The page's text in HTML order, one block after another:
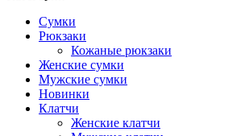
Сумки
Рюкзаки
Кожаные рюкзаки
Женские сумки
Мужские сумки
Новинки
Клатчи
Женские клатчи